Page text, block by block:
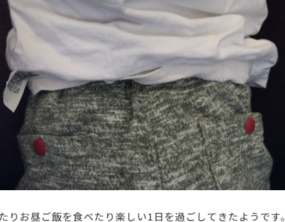
りお昼ご飯を食べたり楽しい1日を過ごしてきたようです。